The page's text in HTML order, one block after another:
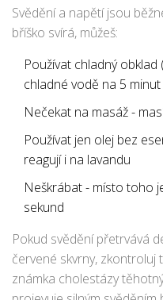
Svědění a napětí jsou
bříško svírá, můžeš:
Používat chladný
chladné vodě na 5 minut
Nečekat na masáž -
Používat jen olej bez
reagují i na lavandu
Neškrábat - místo toho
sekund
Pokud svědění přetrvává
červené skvrny,
známka cholestázy